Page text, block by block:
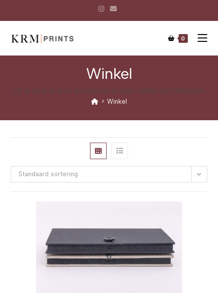
0
Winkel
Dit is waar je door producten in deze winkel kunt bladeren.
> Winkel
Standaard sortering